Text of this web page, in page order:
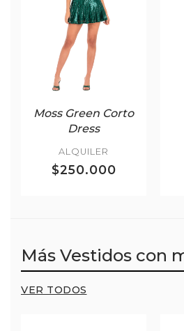
Moss Green Corto
Dress
ALQUILER
$250.000
Más Vestidos con
VER TODOS